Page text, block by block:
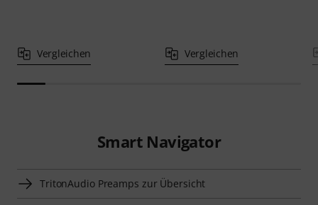
Vergleichen Vergleichen
Smart Navigator
TritonAudio Preamps zur Übersicht